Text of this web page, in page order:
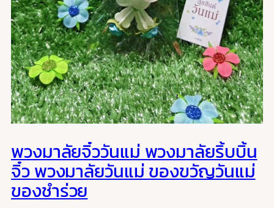
พวงมาลัยจิ๋ววันแม่ พวงมาลัยริ้บบิ้น
จิ๋ว พวงมาลัยวันแม่ ของขวัญวันแม่
ของชำร่วย